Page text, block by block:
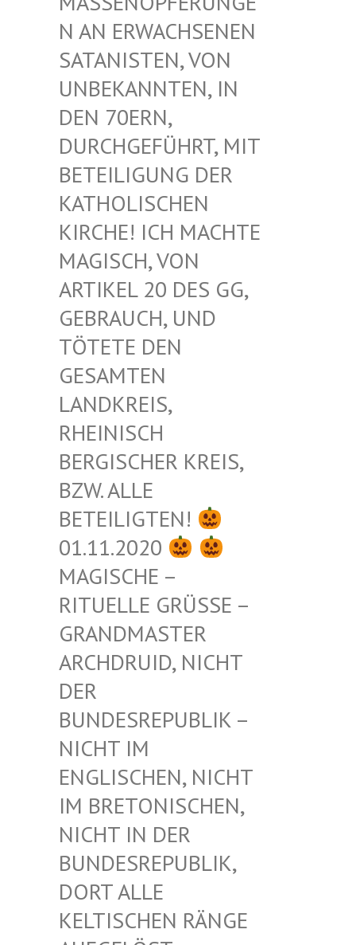
AN ERWACHSENEN S
ATANISTEN, VON U
NBEKANNTEN, IN D
EN 70ERN, D
URCHGEFÜHRT, MIT B
ETEILIGUNG DER K
ATHOLISCHEN K
IRCHE! ICH MACHTE M
AGISCH, VON A
RTIKEL 20 DES GG, G
EBRAUCH, UND T
ÖTETE DEN G
ESAMTEN L
ANDKREIS, R
HEINISCH B
ERGISCHER KREIS, B
ZW. ALLE B
ETEILIGTEN!
01.11.2020
MAGISCHE –
RITUELLE GRÜSSE – G
RANDMASTER A
RCHDRUID, NICHT D
ER B
UNDESREPUBLIK – N
ICHT IM E
NGLISCHEN, NICHT I
M BRETONISCHEN, N
ICHT IN DER B
UNDESREPUBLIK, D
ORT ALLE K
ELTISCHEN RÄNGE A